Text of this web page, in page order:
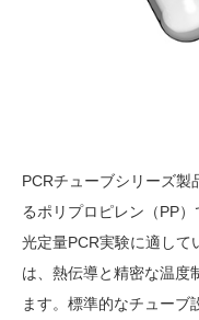
PCRチューブシリーズ製
るポリプロピレン（PP
光定量PCR実験に適して
は、熱伝導と精密な温度
ます。標準的なチューブ